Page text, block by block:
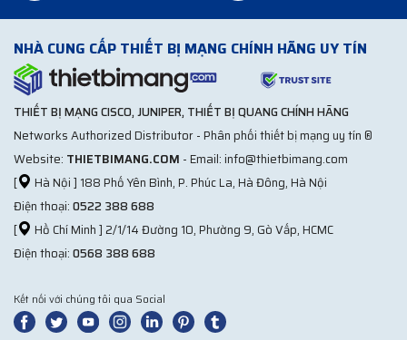
NHÀ CUNG CẤP THIẾT BỊ MẠNG CHÍNH HÃNG UY TÍN
THIẾT BỊ MẠNG CISCO, JUNIPER, THIẾT BỊ QUANG CHÍNH HÃNG
Networks Authorized Distributor - Phân phối thiết bị mạng uy tín ®
Website: THIETBIMANG.COM - Email: info@thietbimang.com
[
Hà Nội ] 188 Phố Yên Bình, P. Phúc La, Hà Đông, Hà Nội
Điện thoại:0522 388 688
[
Hồ Chí Minh ] 2/1/14 Đường 10, Phường 9, Gò Vấp, HCMC
Điện thoại:0568 388 688
Kết nối với chúng tôi qua Social